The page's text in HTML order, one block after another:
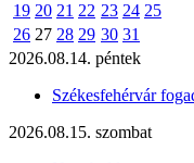
19 20 21 22 23 24 25
26 27 28 29 30 31
2026.08.14. péntek
Székesfehérvár
2026.08.15. szombat